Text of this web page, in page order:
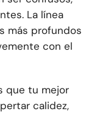
La línea
más profundos
con el
que tu mejor
calidez,